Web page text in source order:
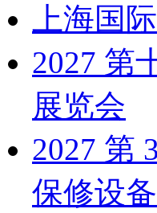
上海国
2027 第
展览会
2027 第
保修设